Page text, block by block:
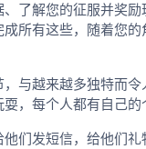
了解您的征服并奖
所有这些，随着您
与越来越多独特而
，每个人都有自己的
们发短信，给他们礼